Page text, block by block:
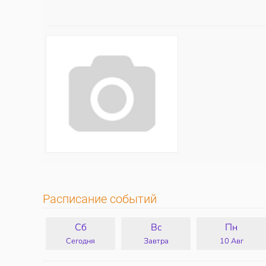
Расписание событий
Сб
Сегодня
Вс
Завтра
Пн
10 Авг